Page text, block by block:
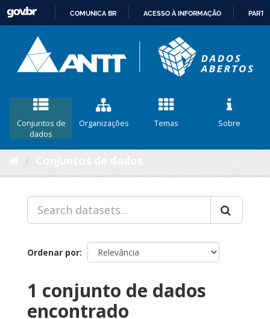
CONTEÚDO
COMUNICA BR ACESSO À INFORMAÇÃO
Conjuntos de
dados
Organizações Temas Sobre
Ordenar por
1 conjunto de dados
encontrado